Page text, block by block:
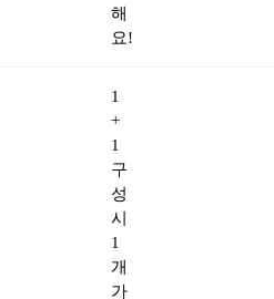
해
요!
1
+
1
구
성
시
1
개
가